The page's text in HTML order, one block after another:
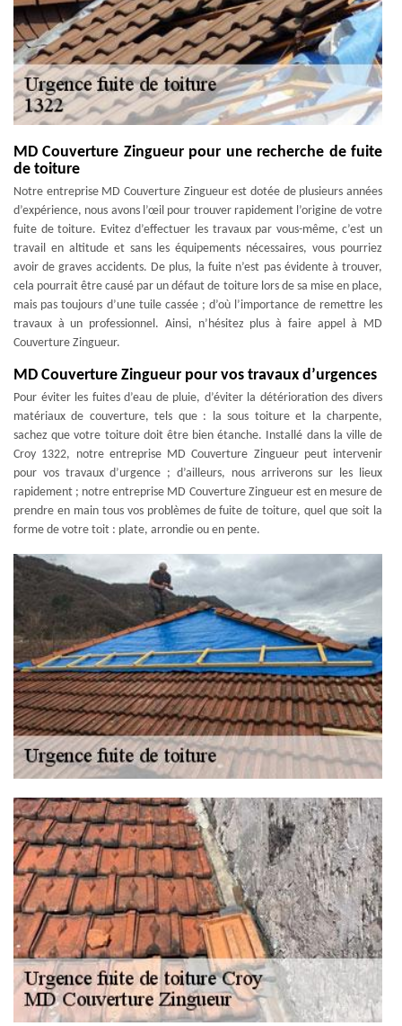
MD Couverture Zingueur pour une recherche de fuite
de toiture
Notre entreprise MD Couverture Zingueur est dotée de plusieurs années
d’expérience, nous avons l’œil pour trouver rapidement l’origine de votre
fuite de toiture. Evitez d’effectuer les travaux par vous-même, c’est un
travail en altitude et sans les équipements nécessaires, vous pourriez
avoir de graves accidents. De plus, la fuite n’est pas évidente à trouver,
cela pourrait être causé par un défaut de toiture lors de sa mise en place,
mais pas toujours d’une tuile cassée ; d’où l’importance de remettre les
travaux à un professionnel. Ainsi, n’hésitez plus à faire appel à MD
Couverture Zingueur.
MD Couverture Zingueur pour vos travaux d’urgences
Pour éviter les fuites d’eau de pluie, d’éviter la détérioration des divers
matériaux de couverture, tels que : la sous toiture et la charpente,
sachez que votre toiture doit être bien étanche. Installé dans la ville de
Croy 1322, notre entreprise MD Couverture Zingueur peut intervenir
pour vos travaux d’urgence ; d’ailleurs, nous arriverons sur les lieux
rapidement ; notre entreprise MD Couverture Zingueur est en mesure de
prendre en main tous vos problèmes de fuite de toiture, quel que soit la
forme de votre toit : plate, arrondie ou en pente.